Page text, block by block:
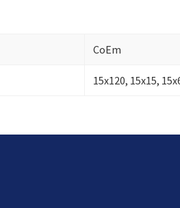
CoEm
15x120, 15x15,